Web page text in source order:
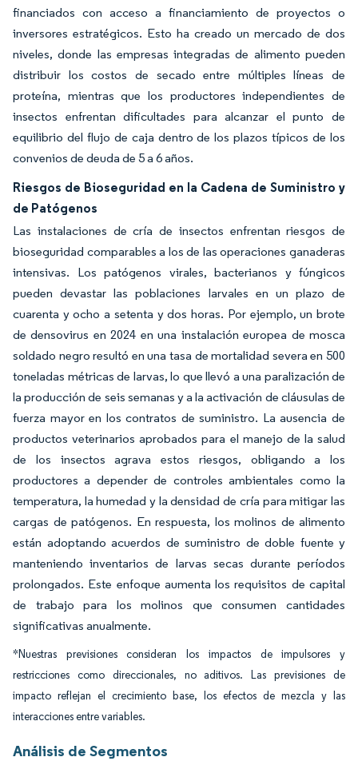
financiados con acceso a financiamiento de proyectos o
inversores estratégicos. Esto ha creado un mercado de dos
niveles, donde las empresas integradas de alimento pueden
distribuir los costos de secado entre múltiples líneas de
proteína, mientras que los productores independientes de
insectos enfrentan dificultades para alcanzar el punto de
equilibrio del flujo de caja dentro de los plazos típicos de los
convenios de deuda de 5 a 6 años.
Riesgos de Bioseguridad en la Cadena de Suministro y
de Patógenos
Las instalaciones de cría de insectos enfrentan riesgos de
bioseguridad comparables a los de las operaciones ganaderas
intensivas. Los patógenos virales, bacterianos y fúngicos
pueden devastar las poblaciones larvales en un plazo de
cuarenta y ocho a setenta y dos horas. Por ejemplo, un brote
de densovirus en 2024 en una instalación europea de mosca
soldado negro resultó en una tasa de mortalidad severa en 500
toneladas métricas de larvas, lo que llevó a una paralización de
la producción de seis semanas y a la activación de cláusulas de
fuerza mayor en los contratos de suministro. La ausencia de
productos veterinarios aprobados para el manejo de la salud
de los insectos agrava estos riesgos, obligando a los
productores a depender de controles ambientales como la
temperatura, la humedad y la densidad de cría para mitigar las
cargas de patógenos. En respuesta, los molinos de alimento
están adoptando acuerdos de suministro de doble fuente y
manteniendo inventarios de larvas secas durante períodos
prolongados. Este enfoque aumenta los requisitos de capital
de trabajo para los molinos que consumen cantidades
significativas anualmente.
*Nuestras previsiones consideran los impactos de impulsores y
restricciones como direccionales, no aditivos. Las previsiones de
impacto reflejan el crecimiento base, los efectos de mezcla y las
interacciones entre variables.
Análisis de Segmentos